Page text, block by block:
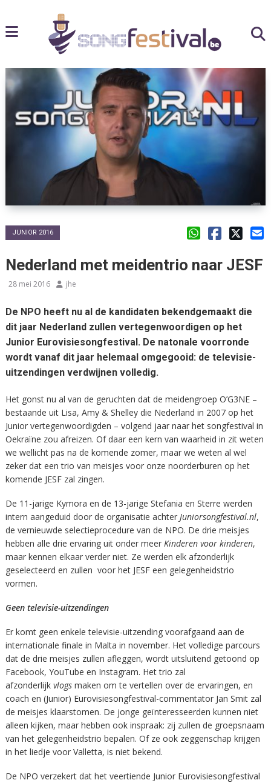
JUNIOR 2016
Nederland met meidentrio naar JESF
28 mei 2016 jhe
De NPO heeft nu al de kandidaten bekendgemaakt die
dit jaar Nederland zullen vertegenwoordigen op het
Junior Eurovisiesongfestival. De natonale voorronde
wordt vanaf dit jaar helemaal omgegooid: de televisie-
uitzendingen verdwijnen volledig.
Het gonst nu al van de geruchten dat de meidengroep O’G3NE –
bestaande uit Lisa, Amy & Shelley die Nederland in 2007 op het
Junior vertegenwoordigden – volgend jaar naar het songfestival in
Oekraïne zou afreizen. Of daar een kern van waarheid in zit weten
we wellicht pas na de komende zomer, maar we weten al wel
zeker dat een trio van meisjes voor onze noorderburen op het
komende JESF zal zingen.
De 11-jarige Kymora en de 13-jarige Stefania en Sterre werden
intern aangeduid door de organisatie achter Juniorsongfestival.nl,
de vernieuwde selectieprocedure van de NPO. De drie meisjes
hebben alle drie ervaring uit onder meer Kinderen voor kinderen,
maar kennen elkaar verder niet. Ze werden elk afzonderlijk
geselecteerd en zullen voor het JESF een gelegenheidstrio
vormen.
Geen televisie-uitzendingen
Er komt geen enkele televisie-uitzending voorafgaand aan de
internationale finale in Malta in november. Het volledige parcours
dat de drie meisjes zullen afleggen, wordt uitsluitend getoond op
Facebook, YouTube en Instagram. Het trio zal
afzonderlijk vlogs maken om te vertellen over de ervaringen, en
coach en (Junior) Eurovisiesongfestival-commentator Jan Smit zal
de meisjes klaarstomen. De jonge geïnteresseerden kunnen niet
alleen kijken, maar hebben ook inspraak: zij zullen de groepsnaam
van het gelegenheidstrio bepalen. Of ze ook zeggenschap krijgen
in het liedje voor Valletta, is niet bekend.
De NPO verzekert dat het veertiende Junior Eurovisiesongfestival